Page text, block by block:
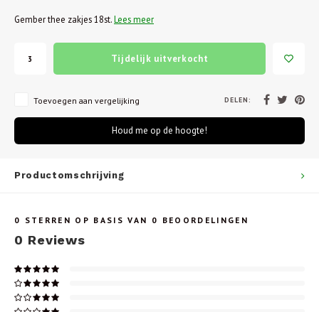
Gember thee zakjes 18st.Lees meer
Tijdelijk uitverkocht
Toevoegen aan vergelijking DELEN:
Houd me op de hoogte!
Productomschrijving
0 STERREN OP BASIS VAN 0 BEOORDELINGEN
0 Reviews